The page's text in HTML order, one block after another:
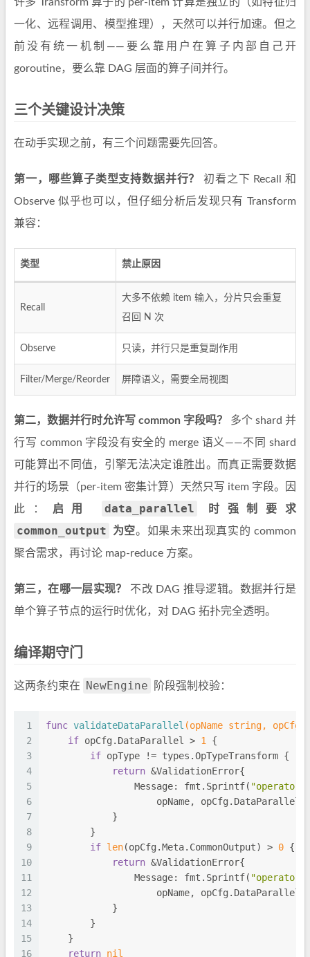
一化、远程调用、模型推理），天然可以并行加速。但之
前没有统一机制——要么靠用户在算子内部自己开
goroutine，要么靠 DAG 层面的算子间并行。
三个关键设计决策
在动手实现之前，有三个问题需要先回答。
第一，哪些算子类型支持数据并行？
初看之下 Recall 和
Observe 似乎也可以，但仔细分析后发现只有 Transform
兼容：
类型 禁止原因
Recall
大多不依赖 item 输入，分片只会重复
召回 N 次
Observe 只读，并行只是重复副作用
Filter/Merge/Reorder 屏障语义，需要全局视图
第二，数据并行时允许写 common 字段吗？
多个 shard 并
行写 common 字段没有安全的 merge 语义——不同 shard
可能算出不同值，引擎无法决定谁胜出。而真正需要数据
并行的场景（per-item 密集计算）天然只写 item 字段。因
此： 启用 data_parallel 时强制要求
common_output 为空。如果未来出现真实的 common
聚合需求，再讨论 map-reduce 方案。
第三，在哪一层实现？
不改 DAG 推导逻辑。数据并行是
单个算子节点的运行时优化，对 DAG 拓扑完全透明。
编译期守门
这两条约束在 NewEngine 阶段强制校验：
1
2
3
4
5
6
7
8
9
10
11
12
13
14
15
16
func validateDataParallel (opName string, opCfg
if opCfg.DataParallel > 1
{
if opType != types.OpTypeTransform {
return &ValidationError{
                Message: fmt.Sprintf(
"operator
opName, opCfg.DataParallel,
            }
        }
if len(opCfg.Meta.CommonOutput) > 0 {
return &ValidationError{
                Message: fmt.Sprintf(
"operator
opName,
            }
        }
    }
return nil